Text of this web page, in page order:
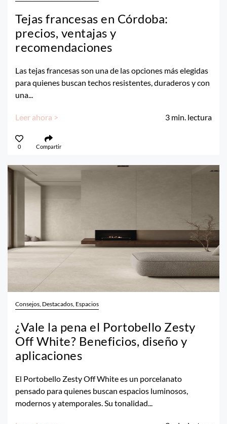
Tejas francesas en Córdoba:
precios, ventajas y
recomendaciones
Las tejas francesas son una de las opciones más elegidas
para quienes buscan techos resistentes, duraderos y con
una...
Leer ahora > 3 min. lectura
0 Compartir
Consejos, Destacados, Espacios
¿Vale la pena el Portobello Zesty
Off White? Beneficios, diseño y
aplicaciones
El Portobello Zesty Off White es un porcelanato
pensado para quienes buscan espacios luminosos,
modernos y atemporales. Su tonalidad...